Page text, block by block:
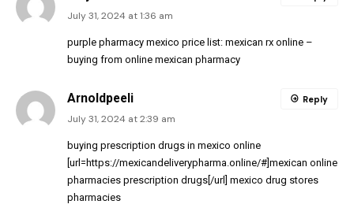
July 31, 2024 at 1:36 am
purple pharmacy mexico price list: mexican rx online –
buying from online mexican pharmacy
Arnoldpeeli
July 31, 2024 at 2:39 am
buying prescription drugs in mexico online
[url=https://mexicandeliverypharma.online/#]mexican online
pharmacies prescription drugs[/url] mexico drug stores
pharmacies
Reply